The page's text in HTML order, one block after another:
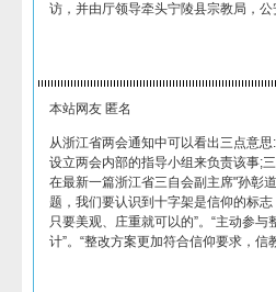
访，并由厅领导牵头宁陵县宗教局，
本站网友 匿名
从浙江省两会通知中可以看出三点意
设立两会内部的指导小组来负责该事;
在最新一篇浙江省三自会副主席"孙彰
题，我们要认识到十字架是信仰的标
只要美观、庄重就可以的”。“主动参
计”。“整改方案更加符合信仰要求，